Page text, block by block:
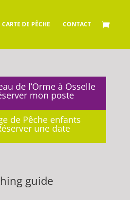
CARTE DE PÊCHE CONTACT
de l’Orme à Osselle
mon poste
de Pêche enfants
une date
guide